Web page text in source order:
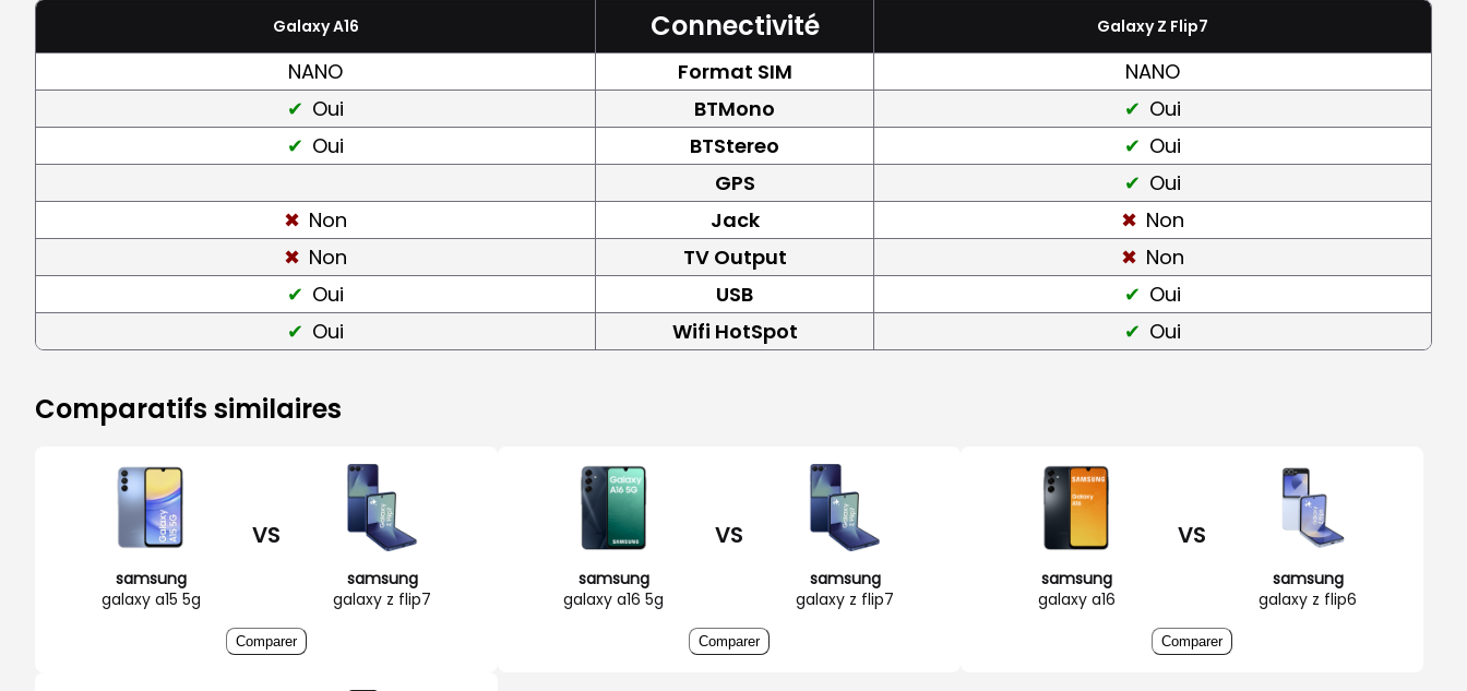
Galaxy A16 Connectivité Galaxy Z Flip7
NANO Format SIM
NANO
Oui
BTMono
Oui
Oui
BTStereo
Oui
GPS
Oui
Non
Jack
Non
Non
TV Output
Non
Oui
USB
Oui
Oui
Wifi HotSpot Oui
Comparatifs similaires
samsung
galaxy a15 5g
VS
samsung
galaxy z flip7
Comparer
samsung
galaxy a16 5g
VS
samsung
galaxy z flip7
Comparer
samsung
galaxy a16
VS
samsung
galaxy z flip6
Comparer